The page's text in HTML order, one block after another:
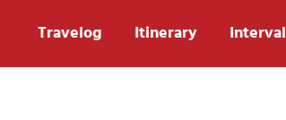
Travelog Itinerary Interval